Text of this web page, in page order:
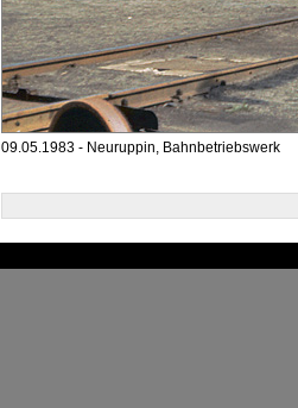
09.05.1983 - Neuruppin, Bahnbetriebswerk